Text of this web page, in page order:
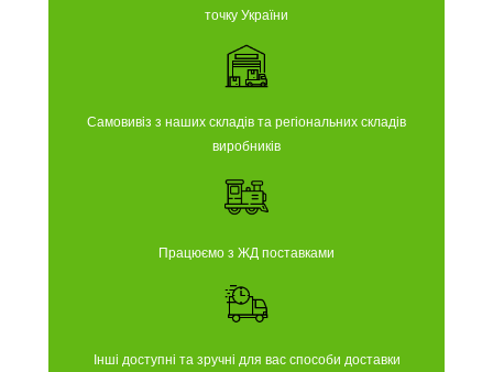
точку України
Самовивіз з наших складів та регіональних складів
виробників
Працюємо з ЖД поставками
Інші доступні та зручні для вас способи доставки